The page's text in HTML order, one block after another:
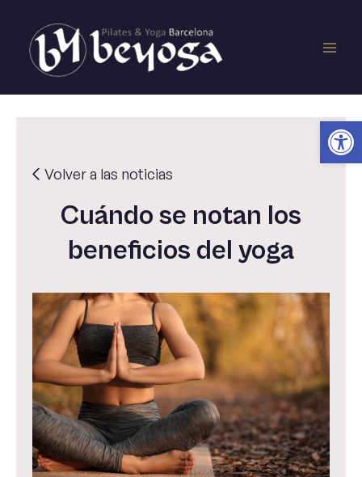
contenido
Volver a las noticias
Cuándo se notan los
beneficios del yoga